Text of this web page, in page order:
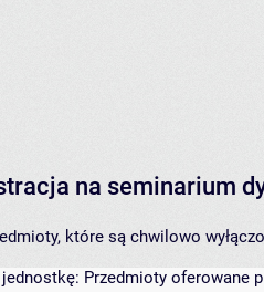
na seminarium
które są chwilowo
Przedmioty oferowane